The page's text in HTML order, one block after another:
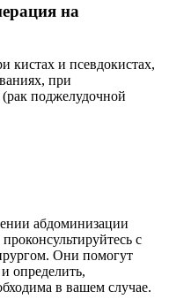
на
кистах и псевдокистах,
при
(рак поджелудочной
абдоминизации
с
Они помогут
определить,
в вашем случае.